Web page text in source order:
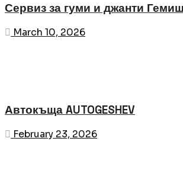
Сервиз за гуми и джанти
March 10, 2026
Автокъща AUTOGESHEV
February 23, 2026